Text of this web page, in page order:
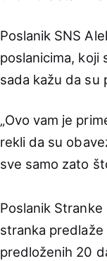
Poslanik SNS
poslanicima, koji
sada kažu da su
„Ovo vam je
rekli da su
sve samo zato
Poslanik
stranka
predloženih 20